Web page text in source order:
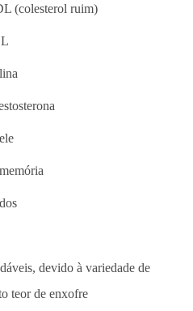
(colesterol ruim)
devido à variedade de
teor de enxofre